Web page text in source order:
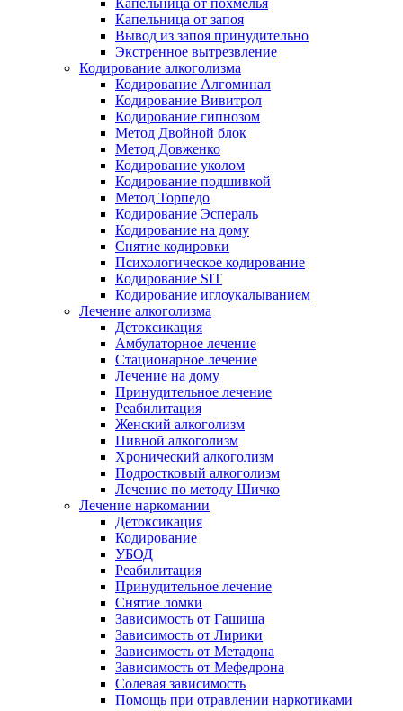
Капельница от похмелья
Капельница от запоя
Вывод из запоя принудительно
Экстренное вытрезвление
Кодирование алкоголизма
Кодирование Алгоминал
Кодирование Вивитрол
Кодирование гипнозом
Метод Двойной блок
Метод Довженко
Кодирование уколом
Кодирование подшивкой
Метод Торпедо
Кодирование Эспераль
Кодирование на дому
Снятие кодировки
Психологическое кодирование
Кодирование SIT
Кодирование иглоукалыванием
Лечение алкоголизма
Детоксикация
Амбулаторное лечение
Стационарное лечение
Лечение на дому
Принудительное лечение
Реабилитация
Женский алкоголизм
Пивной алкоголизм
Хронический алкоголизм
Подростковый алкоголизм
Лечение по методу Шичко
Лечение наркомании
Детоксикация
Кодирование
УБОД
Реабилитация
Принудительное лечение
Снятие ломки
Зависимость от Гашиша
Зависимость от Лирики
Зависимость от Метадона
Зависимость от Мефедрона
Солевая зависимость
Помощь при отравлении наркотиками